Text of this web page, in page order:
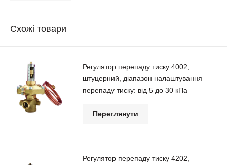
Схожі товари
Регулятор перепаду тиску 4002,
штуцерний, діапазон налаштування
перепаду тиску: від 5 до 30 кПа
Переглянути
Регулятор перепаду тиску 4202,